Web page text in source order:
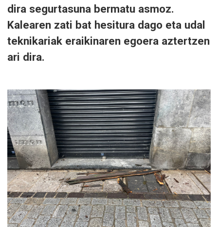
dira segurtasuna bermatu asmoz.
Kalearen zati bat hesitura dago eta udal
teknikariak eraikinaren egoera aztertzen
ari dira.